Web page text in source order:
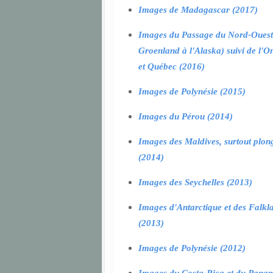
Images de Madagascar (2017)
Images du Passage du Nord-
Groenland à l'Alaska) suivi de
et Québec (2016)
Images de Polynésie (2015)
Images du Pérou (2014)
Images des Maldives, surtout
(2014)
Images des Seychelles (2013)
Images d'Antarctique et des
(2013)
Images de Polynésie (2012)